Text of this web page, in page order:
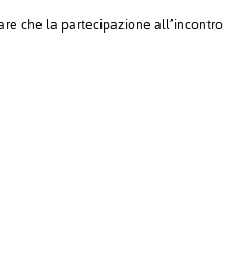
che la partecipazione